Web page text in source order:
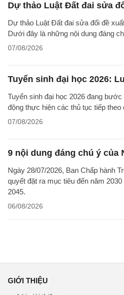
Dự thảo Luật Đất đai sửa
Dự thảo Luật Đất đai sửa đổi đề
Dưới đây là những nội dung đáng
07/08/2026
Tuyển sinh đại học 2026:
Tuyển sinh đại học 2026 đang
động thực hiện các thủ tục tiếp theo
07/08/2026
9 nội dung đáng chú ý của
Ngày 28/07/2026, Ban Chấp hành
quyết đặt ra mục tiêu đến năm
2045.
06/08/2026
GIỚI THIỆU